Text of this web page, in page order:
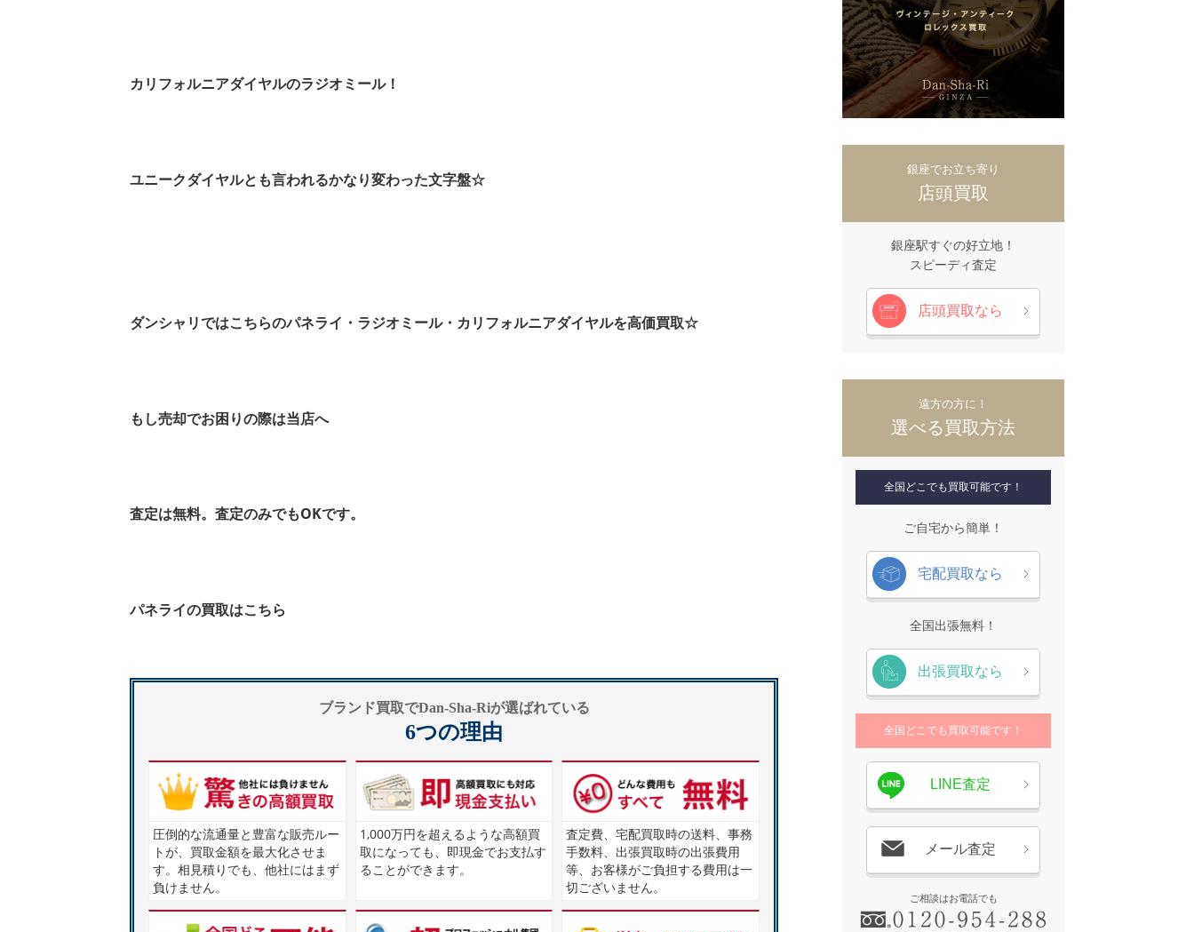
カリフォルニアダイヤルのラジオミール！
ユニークダイヤルとも言われるかなり変わった文字盤☆
ダンシャリではこちらのパネライ・ラジオミール・カリフォルニアダイヤルを高価買取☆
もし売却でお困りの際は当店へ
査定は無料。査定のみでもOKです。
パネライの買取はこちら
ブランド買取でDan-Sha-Riが選ばれている
6つの理由
圧倒的な流通量と豊富な販売ルー
トが、買取金額を最大化させま
す。相見積りでも、他社にはまず
負けません。
1,000万円を超えるような高額買
取になっても、即現金でお支払す
ることができます。
査定費、宅配買取時の送料、事務
手数料、出張買取時の出張費用
等、お客様がご負担する費用は一
切ございません。
銀座でお立ち寄り
店頭買取
銀座駅すぐの好立地！
スピーディ査定
店頭買取なら
遠方の方に！
選べる買取方法
全国どこでも買取可能です！
ご自宅から簡単！
宅配買取なら
全国出張無料！
出張買取なら
全国どこでも買取可能です！
LINE査定
メール査定
ご相談はお電話でも